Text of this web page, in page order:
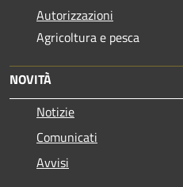
Autorizzazioni
Agricoltura e pesca
NOVITÀ
Notizie
Comunicati
Avvisi